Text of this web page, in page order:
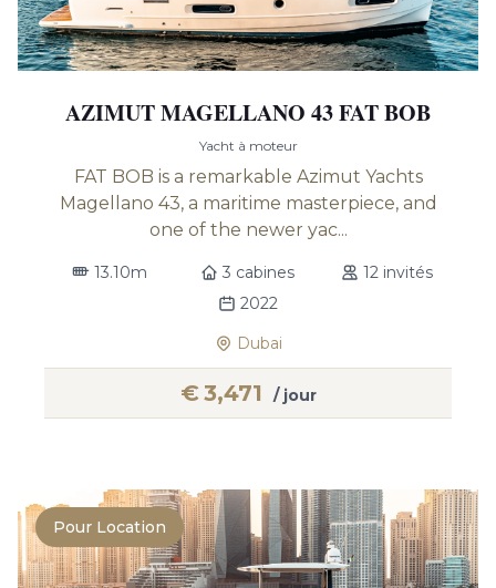
AZIMUT MAGELLANO 43 FAT BOB
Yacht à moteur
FAT BOB is a remarkable Azimut Yachts
Magellano 43, a maritime masterpiece, and
one of the newer yac...
13.10m 3 cabines
12 invités
2022
Dubai
€3,471 / jour
Pour Location